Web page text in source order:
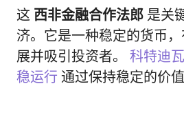
这 西非金融合作法郎 是关
济。它是一种稳定的货币
展并吸引投资者。 科特迪
稳运行 通过保持稳定的价